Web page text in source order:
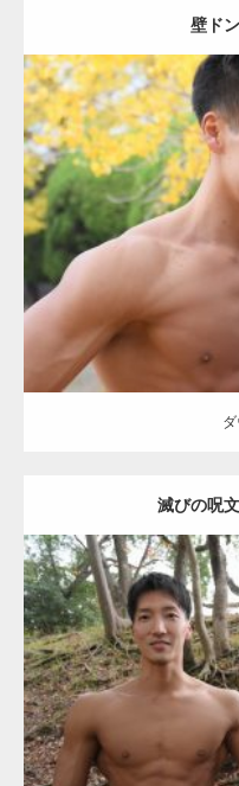
壁ド
Category:公園のマッチョ そ
滅びの呪
Category:公園のマッチョ そ
ダウンロード
【
ギネス
【TV】
ラスが
TOKYO
で紹介